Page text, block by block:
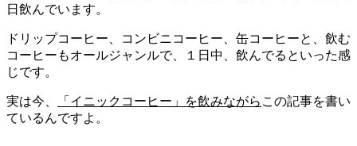
日飲んでいます。
ドリップコーヒー、コンビニコーヒー、缶コーヒーと、飲む
コーヒーもオールジャンルで、１日中、飲んでるといった感
じです。
実は今、 「イニックコーヒー」を飲みながら この記事を書い
ているんですよ。